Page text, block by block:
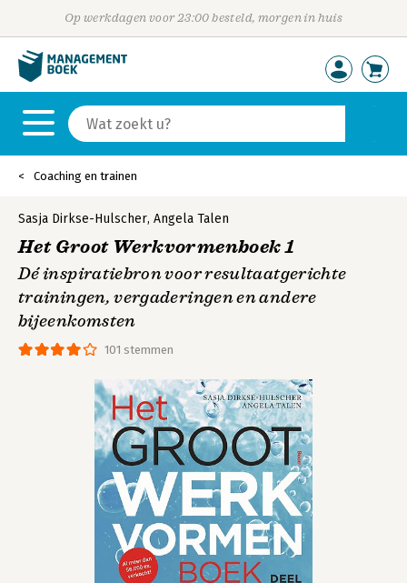
Op werkdagen voor 23:00 besteld, morgen in huis
Coaching en trainen
101 stemmen
Sasja Dirkse-Hulscher, Angela Talen
Het Groot Werkvormenboek 1
Dé inspiratiebron voor resultaatgerichte
trainingen, vergaderingen en andere
bijeenkomsten